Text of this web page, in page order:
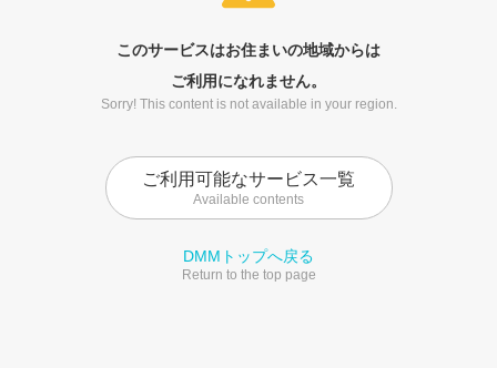
このサービスはお住まいの地域からは
ご利用になれません。
Sorry! This content is not available in your region.
ご利用可能なサービス一覧
Available contents
DMMトップへ戻る
Return to the top page